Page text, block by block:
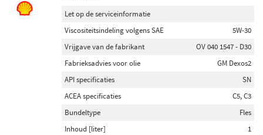
Let op de serviceinformatie
Viscositeitsindeling volgens SAE
5W-30
Vrijgave van de fabrikant
OV 040 1547 - D30
Fabrieksadvies voor olie
GM Dexos2
API specificaties
SN
ACEA specificaties
C5, C3
Bundeltype
Fles
Inhoud [liter]
1